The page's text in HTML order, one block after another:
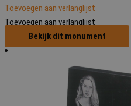
Toevoegen aan verlanglijst
Toevoegen aan verlanglijst
Bekijk dit monument